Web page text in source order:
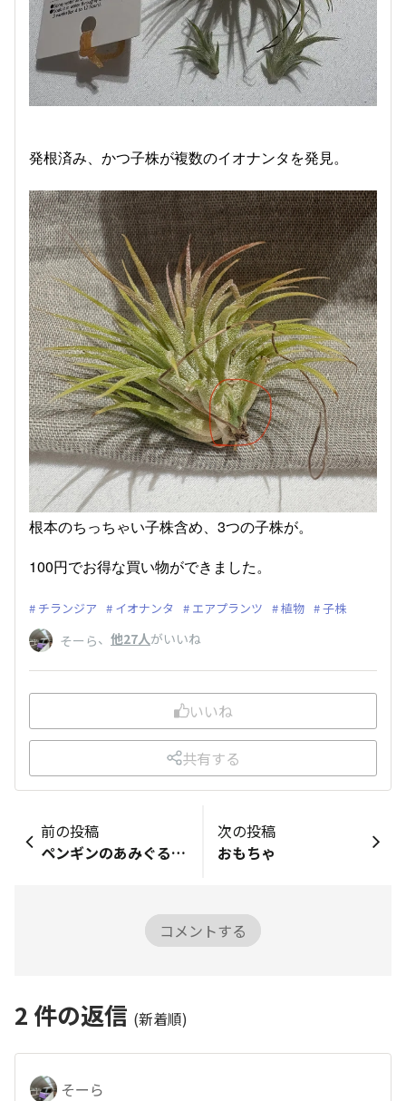
発根済み、かつ子株が複数のイオナンタを発見。
根本のちっちゃい子株含め、3つの子株が。
100円でお得な買い物ができました。
チランジア イオナンタ エアプランツ 植物 子株
そーら、 他27人がいいね
いいね
共有する
前の投稿
ペンギンのあみぐるみを作りました♪
次の投稿
おもちゃ
コメントする
2 件の返信 (新着順)
そーら